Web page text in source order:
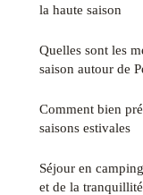
la haute saison
Quelles sont les
saison autour de
Comment bien
saisons estivales
Séjour en
et de la tranquillité